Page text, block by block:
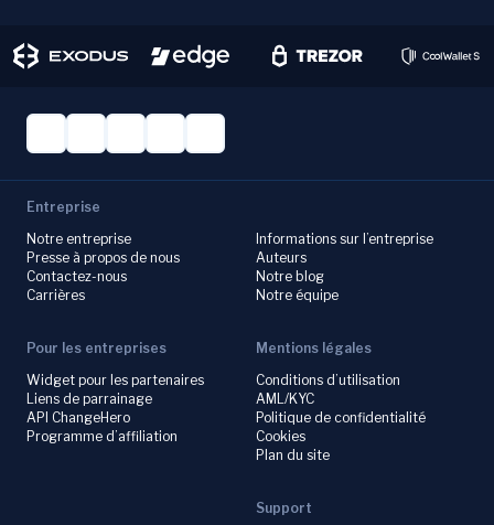
Entreprise
Notre entreprise
Presse à propos de nous
Contactez-nous
Carrières
Informations sur l’entreprise
Auteurs
Notre blog
Notre équipe
Pour les entreprises
Widget pour les partenaires
Liens de parrainage
API ChangeHero
Programme d’affiliation
Mentions légales
Conditions d’utilisation
AML/KYC
Politique de confidentialité
Cookies
Plan du site
Support